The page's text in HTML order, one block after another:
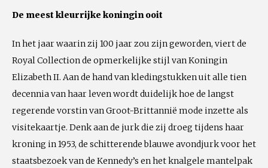
De meest kleurrijke koningin ooit
In het jaar waarin zij 100 jaar zou zijn geworden, viert de
Royal Collection de opmerkelijke stijl van Koningin
Elizabeth II. Aan de hand van kledingstukken uit alle tien
decennia van haar leven wordt duidelijk hoe de langst
regerende vorstin van Groot-Brittannië mode inzette als
visitekaartje. Denk aan de jurk die zij droeg tijdens haar
kroning in 1953, de schitterende blauwe avondjurk voor het
staatsbezoek van de Kennedy’s en het knalgele mantelpak